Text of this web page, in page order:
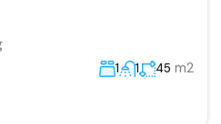
1 1 45 m2